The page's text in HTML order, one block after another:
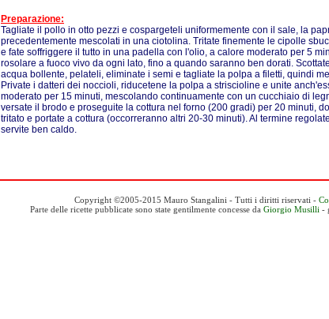
Preparazione:
Tagliate il pollo in otto pezzi e cospargeteli uniformemente con il sale, la
precedentemente mescolati in una ciotolina. Tritate finemente le cipolle
e fate soffriggere il tutto in una padella con l'olio, a calore moderato per 5
rosolare a fuoco vivo da ogni lato, fino a quando saranno ben dorati.
acqua bollente, pelateli, eliminate i semi e tagliate la polpa a filetti, quindi
Private i datteri dei noccioli, riducetene la polpa a striscioline e unite
moderato per 15 minuti, mescolando continuamente con un cucchiaio di
versate il brodo e proseguite la cottura nel forno (200 gradi) per 20 minuti,
tritato e portate a cottura (occorreranno altri 20-30 minuti). Al termine
servite ben caldo.
Copyright ©2005-2015 Mauro Stangalini - Tutti i diritti riservati -
Parte delle ricette pubblicate sono state gentilmente concesse da Giorgio Musilli -